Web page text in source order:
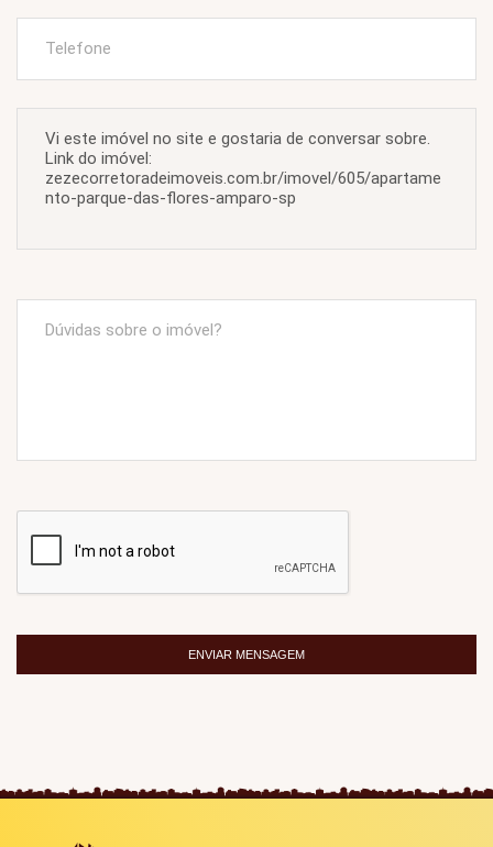
ENVIAR MENSAGEM